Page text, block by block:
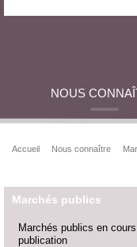
NOUS
Accueil Nous connaître
Marchés publics
Marchés publics en
publication